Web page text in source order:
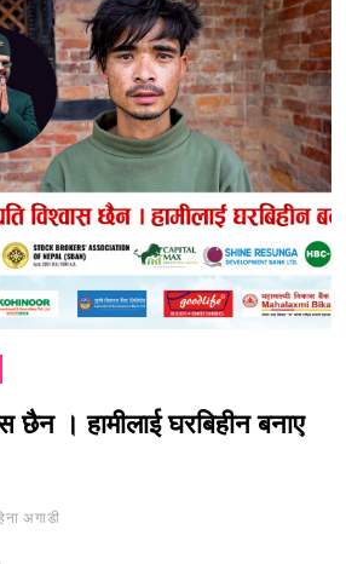
छैन । हामीलाई घरबिहीन बनाए
अगाडी